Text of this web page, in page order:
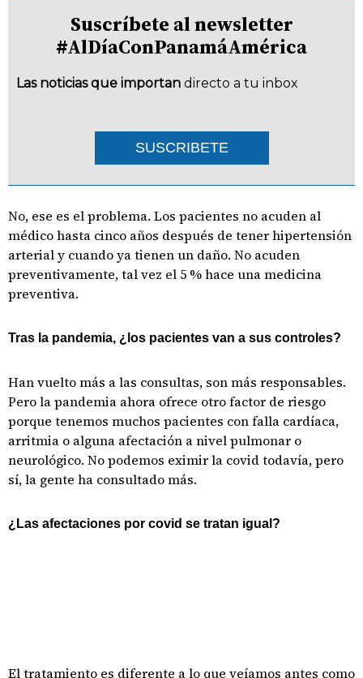
Suscríbete al newsletter
#AlDíaConPanamáAmérica
Las noticias que importan directo a tu inbox
SUSCRIBETE
No, ese es el problema. Los pacientes no acuden al
médico hasta cinco años después de tener hipertensión
arterial y cuando ya tienen un daño. No acuden
preventivamente, tal vez el 5 % hace una medicina
preventiva.
Tras la pandemia, ¿los pacientes van a sus controles?
Han vuelto más a las consultas, son más responsables.
Pero la pandemia ahora ofrece otro factor de riesgo
porque tenemos muchos pacientes con falla cardíaca,
arritmia o alguna afectación a nivel pulmonar o
neurológico. No podemos eximir la covid todavía, pero
sí, la gente ha consultado más.
¿Las afectaciones por covid se tratan igual?
El tratamiento es diferente a lo que veíamos antes como